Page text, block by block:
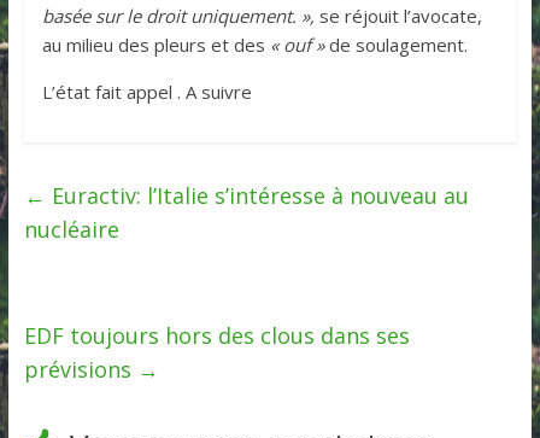
basée sur le droit uniquement. », se réjouit l’avocate,
au milieu des pleurs et des « ouf »de soulagement.
L’état fait appel . A suivre
← Euractiv: l’Italie s’intéresse à nouveau au
nucléaire
EDF toujours hors des clous dans ses
prévisions →